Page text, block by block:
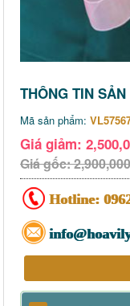
THÔNG TIN
Mã sản phẩm:
Giá giảm:
Giá gốc:
Hotline: